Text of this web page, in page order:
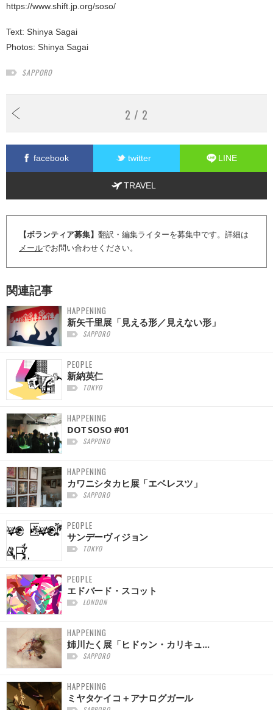
https://www.shift.jp.org/soso/
Text: Shinya Sagai
Photos: Shinya Sagai
SAPPORO
2 / 2
facebook twitter LINE
TRAVEL
【ボランティア募集】 翻訳・編集ライターを募集中です。詳細は
メールでお問い合わせください。
関連記事
HAPPENING
新矢千里展「見える形／見えない形」
SAPPORO
PEOPLE
新納英仁
TOKYO
HAPPENING
DOT SOSO #01
SAPPORO
HAPPENING
カワニシタカヒ展「エベレスツ」
SAPPORO
PEOPLE
サンデーヴィジョン
TOKYO
PEOPLE
エドバード・スコット
LONDON
HAPPENING
姉川たく展「ヒドゥン・カリキュ...
SAPPORO
HAPPENING
ミヤタケイコ＋アナログガール